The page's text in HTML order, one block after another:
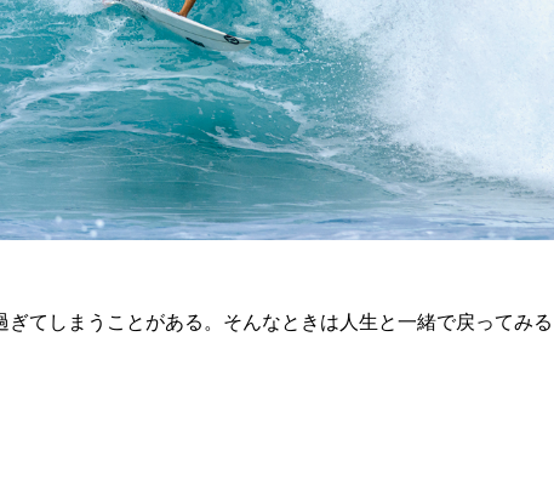
てしまうことがある。そんなときは人生と一緒で戻ってみる